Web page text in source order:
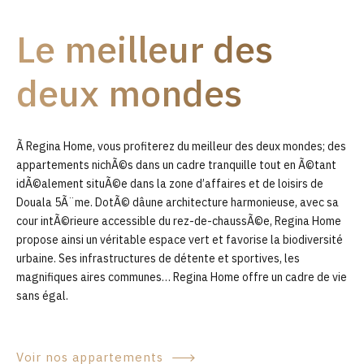
0
Le meilleur des
deux mondes
Ã Regina Home, vous profiterez du meilleur des deux mondes; des
appartements nichÃ©s dans un cadre tranquille tout en Ã©tant
idÃ©alement situÃ©e dans la zone d’affaires et de loisirs de
Douala 5Ã¨me. DotÃ© dâune architecture harmonieuse, avec sa
cour intÃ©rieure accessible du rez-de-chaussÃ©e, Regina Home
propose ainsi un véritable espace vert et favorise la biodiversité
urbaine. Ses infrastructures de détente et sportives, les
magnifiques aires communes… Regina Home offre un cadre de vie
sans égal.
Voir nos appartements